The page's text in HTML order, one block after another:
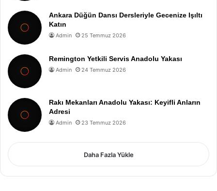
Ankara Düğün Dansı Dersleriyle Gecenize Işıltı
Katın
Admin 25 Temmuz 2026
Remington Yetkili Servis Anadolu Yakası
Admin 24 Temmuz 2026
Rakı Mekanları Anadolu Yakası: Keyifli Anların
Adresi
Admin 23 Temmuz 2026
Daha Fazla Yükle